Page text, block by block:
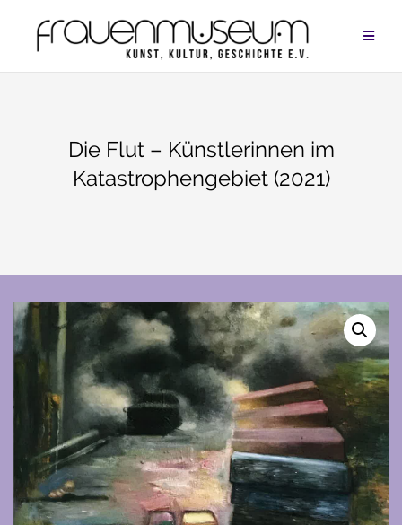
springen
Die Flut – Künstlerinnen im
Katastrophengebiet (2021)